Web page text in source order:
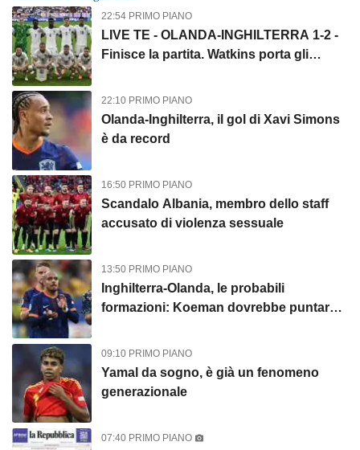
22:54 PRIMO PIANO
LIVE TE - OLANDA-INGHILTERRA 1-2 -
Finisce la partita. Watkins porta gli
22:10 PRIMO PIANO
Olanda-Inghilterra, il gol di Xavi Simons
è da record
16:50 PRIMO PIANO
Scandalo Albania, membro dello staff
accusato di violenza sessuale
13:50 PRIMO PIANO
Inghilterra-Olanda, le probabili
formazioni: Koeman dovrebbe puntare
09:10 PRIMO PIANO
Yamal da sogno, è già un fenomeno
generazionale
07:40 PRIMO PIANO